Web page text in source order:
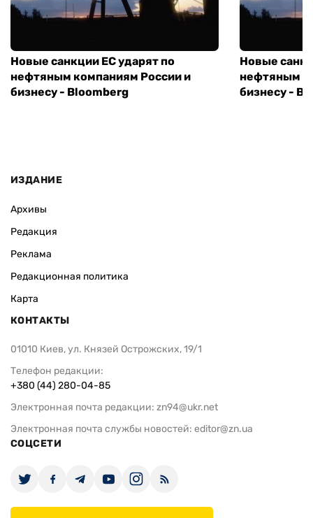
Новые санкции ЕС ударят по
нефтяным компаниям России и
бизнесу - Bloomberg
Новые
нефтяным
бизнесу -
ИЗДАНИЕ
Архивы
Редакция
Реклама
Редакционная политика
Карта
КОНТАКТЫ
01010 Киев, ул. Князей Острожских, 19/1
Телефон редакции:
+380 (44) 280-04-85
Электронная почта редакции: zn94@ukr.net
Электронная почта службы новостей: editor@zn.ua
СОЦСЕТИ